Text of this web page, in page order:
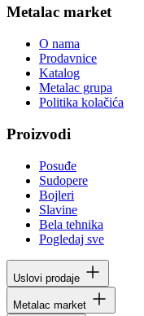
Metalac market
O nama
Prodavnice
Katalog
Metalac grupa
Politika kolačića
Proizvodi
Posuđe
Sudopere
Bojleri
Slavine
Bela tehnika
Pogledaj sve
Uslovi prodaje
Metalac market